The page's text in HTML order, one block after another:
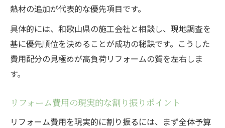
熱材の追加が代表的な優先項目です。
具体的には、和歌山県の施工会社と相談し、現地調査を
基に優先順位を決めることが成功の秘訣です。こうした
費用配分の見極めが高負荷リフォームの質を左右しま
す。
リフォーム費用の現実的な割り振りポイント
リフォーム費用を現実的に割り振るには、まず全体予算